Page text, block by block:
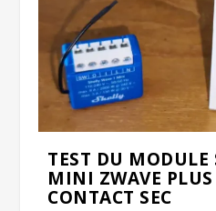
TEST DU MODULE
MINI ZWAVE
CONTACT SEC